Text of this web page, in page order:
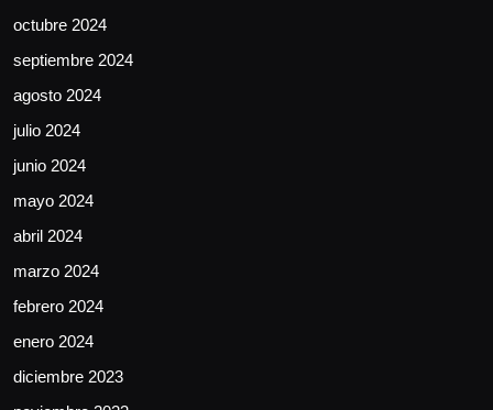
octubre 2024
septiembre 2024
agosto 2024
julio 2024
junio 2024
mayo 2024
abril 2024
marzo 2024
febrero 2024
enero 2024
diciembre 2023